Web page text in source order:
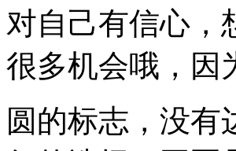
对自己有信心，
很多机会哦，因
圆的标志，没有